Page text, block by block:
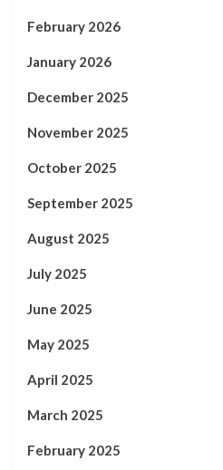
February 2026
January 2026
December 2025
November 2025
October 2025
September 2025
August 2025
July 2025
June 2025
May 2025
April 2025
March 2025
February 2025